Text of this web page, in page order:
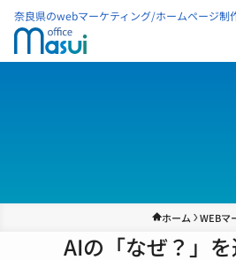
奈良県のwebマーケティング/ホームページ制
ホーム WEBマ
AIの「なぜ？」